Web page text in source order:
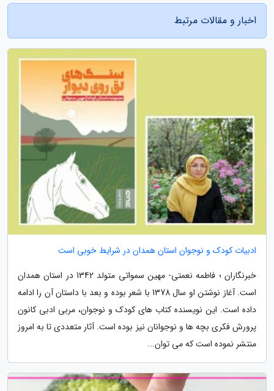
اخبار و مقالات مرتبط
ادبیات کودک و نوجوان استان همدان در شرایط خوبی است
خبرنگاران ؛ فاطمه نعمتی- مهین سمواتی متولد 1342 در استان همدان
است. آغاز نوشتن او سال 1378 با شعر بوده و بعد با داستان آن را ادامه
داده است. این نویسنده کتاب های کودک و نوجوان، مربی ادبی کانون
پرورش فکری بچه ها و نوجوانان نیز بوده است. آثار متعددی تا به امروز
منتشر نموده است که می توان...